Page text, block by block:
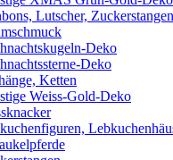
Lutscher, Zuckerstangen
Deko
Deko
Ketten
Weiss-Gold-Deko